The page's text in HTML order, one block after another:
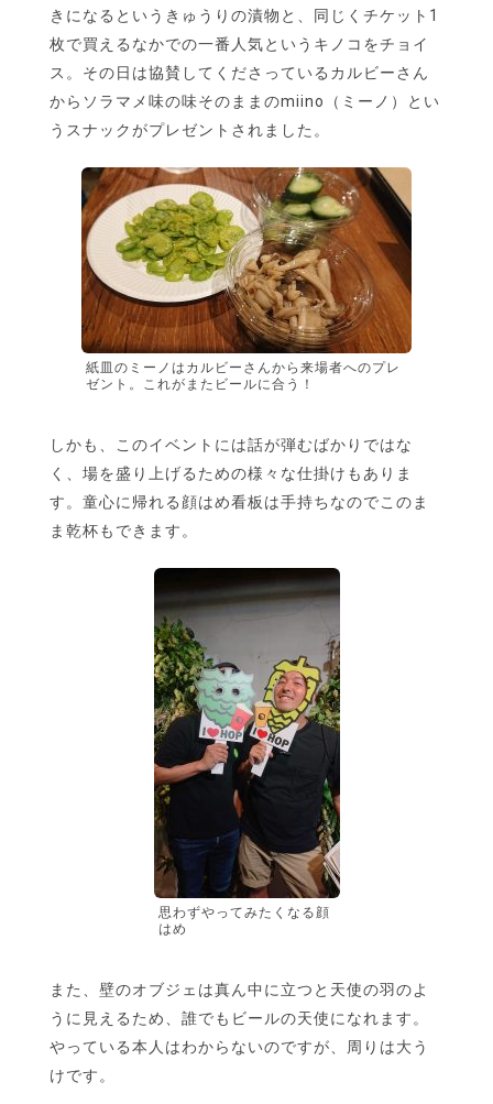
きになるというきゅうりの漬物と、同じくチケット1
枚で買えるなかでの一番人気というキノコをチョイ
ス。その日は協賛してくださっているカルビーさん
からソラマメ味の味そのままのmiino（ミーノ）とい
うスナックがプレゼントされました。
紙皿のミーノはカルビーさんから来場者へのプレ
ゼント。これがまたビールに合う！
しかも、このイベントには話が弾むばかりではな
く、場を盛り上げるための様々な仕掛けもありま
す。童心に帰れる顔はめ看板は手持ちなのでこのま
ま乾杯もできます。
思わずやってみたくなる顔
はめ
また、壁のオブジェは真ん中に立つと天使の羽のよ
うに見えるため、誰でもビールの天使になれます。
やっている本人はわからないのですが、周りは大う
けです。